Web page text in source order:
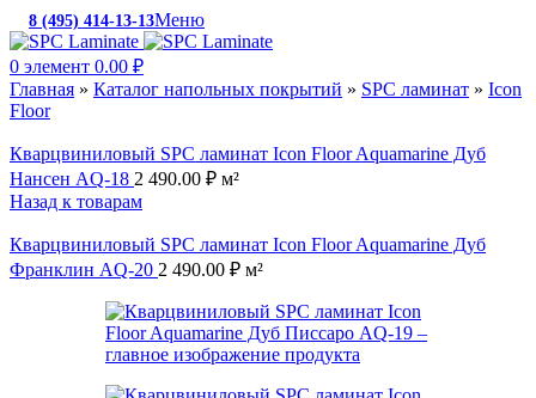
8 (495) 414-13-13Меню
0 элемент 0.00 ₽
Главная » Каталог напольных покрытий » SPC ламинат » Icon
Floor
Кварцвиниловый SPC ламинат Icon Floor Aquamarine Дуб
Нансен AQ-18 2 490.00 ₽ м²
Назад к товарам
Кварцвиниловый SPC ламинат Icon Floor Aquamarine Дуб
Франклин AQ-20 2 490.00 ₽ м²